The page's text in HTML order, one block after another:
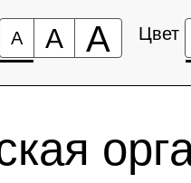
А А А Цвет